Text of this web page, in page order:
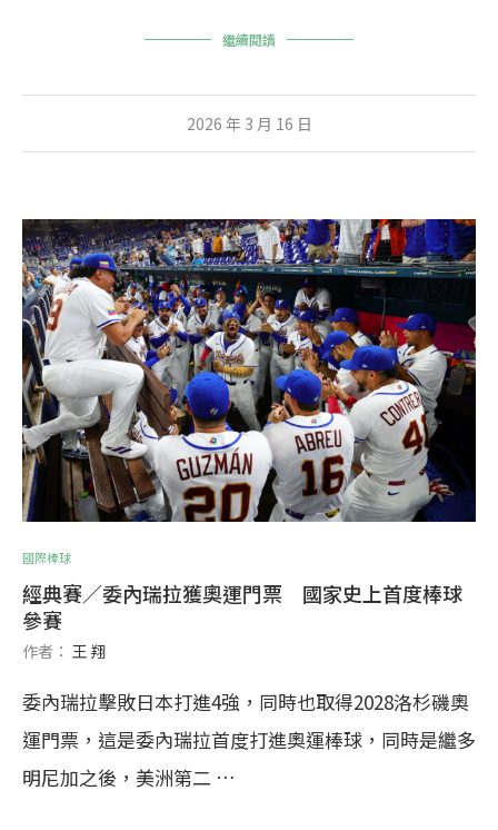
繼續閱讀
2026 年 3 月 16 日
國際棒球
經典賽／委內瑞拉獲奧運門票 國家史上首度棒球
參賽
作者： 王 翔
委內瑞拉擊敗日本打進4強，同時也取得2028洛杉磯奧
運門票，這是委內瑞拉首度打進奧運棒球，同時是繼多
明尼加之後，美洲第二 …